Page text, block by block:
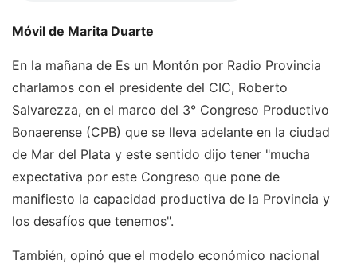
Móvil de Marita Duarte
En la mañana de Es un Montón por Radio Provincia
charlamos con el presidente del CIC, Roberto
Salvarezza, en el marco del 3° Congreso Productivo
Bonaerense (CPB) que se lleva adelante en la ciudad
de Mar del Plata y este sentido dijo tener "mucha
expectativa por este Congreso que pone de
manifiesto la capacidad productiva de la Provincia y
los desafíos que tenemos".
También, opinó que el modelo económico nacional